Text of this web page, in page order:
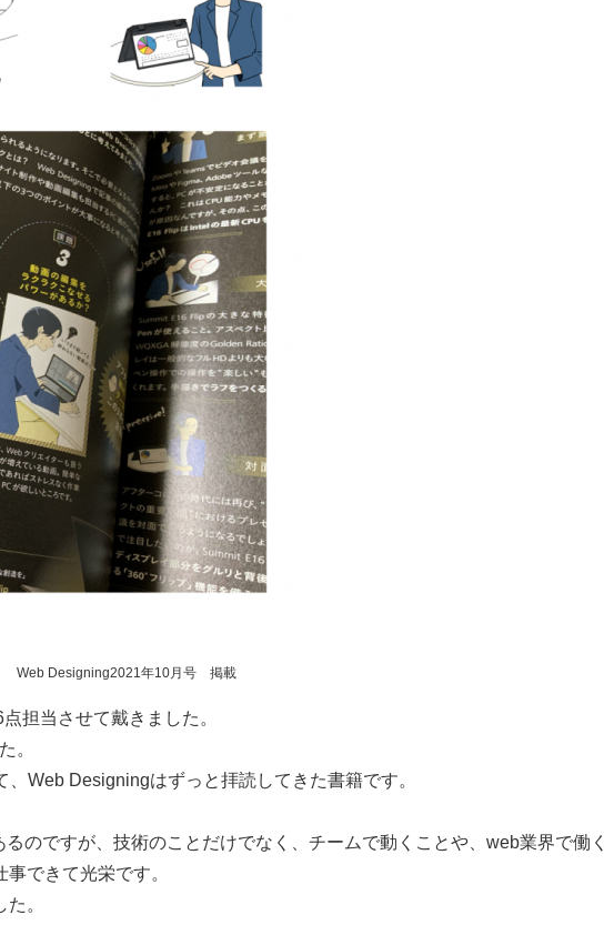
Web Designing2021年10月号 掲載
担当させて戴きました。
。
Web Designingはずっと拝読してきた書籍です。
のですが、技術のことだけでなく、チームで動くことや、web業界で働
できて光栄です。
。